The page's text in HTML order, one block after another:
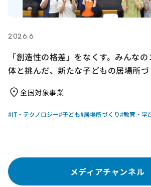
2026.6
「創造性の格差」をなくす。みんな
体と挑んだ、新たな子どもの居場所づ
全国対象事業
#IT・テクノロジー#子ども#居場所づくり#教育・学
メディアチャンネル